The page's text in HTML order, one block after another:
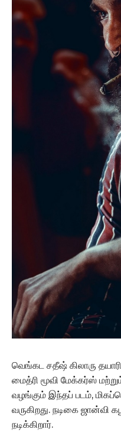
வெங்கட சதீஷ் கிலாரு
மைத்ரி மூவி மேக்கர்ஸ்
வழங்கும் இந்தப் படம்,
வருகிறது. நடிகை ஜான்வி
நடிக்கிறார்.